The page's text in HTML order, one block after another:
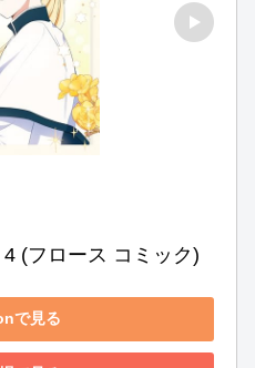
(フロース コミック)
で見る